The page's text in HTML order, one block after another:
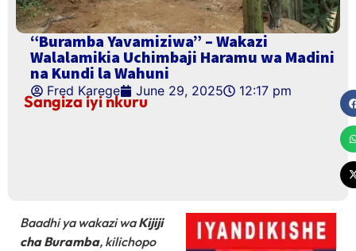
“Buramba Yavamiziwa” – Wakazi
Walalamikia Uchimbaji Haramu wa Madini
na Kundi la Wahuni
Fred Karege June 29, 2025 12:17 pm
Sangiza iyi nkuru
Baadhi ya wakazi waKijiji
cha Buramba, kilichopo